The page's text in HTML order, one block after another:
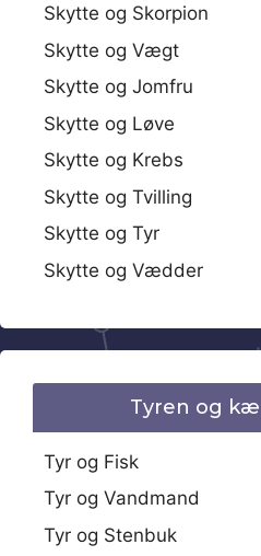
Skytte og Skorpion
Skytte og Vægt
Skytte og Jomfru
Skytte og Løve
Skytte og Krebs
Skytte og Tvilling
Skytte og Tyr
Skytte og Vædder
Tyren og
Tyr og Fisk
Tyr og Vandmand
Tyr og Stenbuk